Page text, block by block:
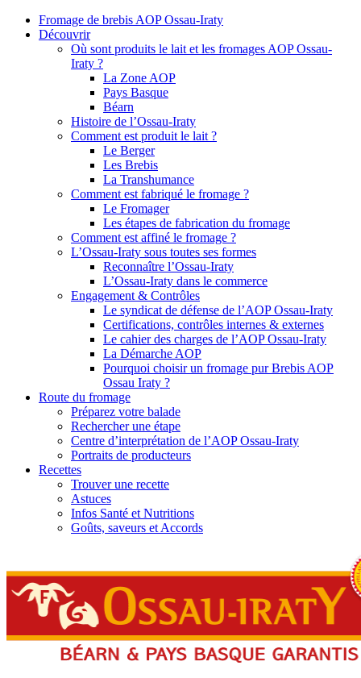
Fromage de brebis AOP Ossau-Iraty
Découvrir
Où sont produits le lait et les fromages AOP Ossau-
Iraty ?
La Zone AOP
Pays Basque
Béarn
Histoire de l’Ossau-Iraty
Comment est produit le lait ?
Le Berger
Les Brebis
La Transhumance
Comment est fabriqué le fromage ?
Le Fromager
Les étapes de fabrication du fromage
Comment est affiné le fromage ?
L’Ossau-Iraty sous toutes ses formes
Reconnaître l’Ossau-Iraty
L’Ossau-Iraty dans le commerce
Engagement & Contrôles
Le syndicat de défense de l’AOP Ossau-Iraty
Certifications, contrôles internes & externes
Le cahier des charges de l’AOP Ossau-Iraty
La Démarche AOP
Pourquoi choisir un fromage pur Brebis AOP
Ossau Iraty ?
Route du fromage
Préparez votre balade
Rechercher une étape
Centre d’interprétation de l’AOP Ossau-Iraty
Portraits de producteurs
Recettes
Trouver une recette
Astuces
Infos Santé et Nutritions
Goûts, saveurs et Accords